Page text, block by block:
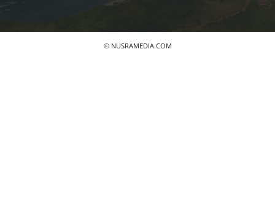
© NUSRAMEDIA.COM